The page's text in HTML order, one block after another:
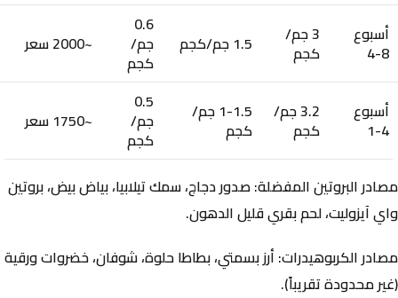
أسبوع
8-4
3 جم/
كجم 1.5 جم/كجم
0.6
جم/
كجم
~2000 سعر
أسبوع
4-1
3.2 جم/
كجم
1-1.5 جم/
كجم
0.5
جم/
كجم
~1750 سعر
مصادر البروتين المفضلة:صدور دجاج، سمك تيلابيا، بياض بيض، بروتين
واي آيزوليت، لحم بقري قليل الدهون.
مصادر الكربوهيدرات: أرز بسمتي، بطاطا حلوة، شوفان، خضروات ورقية
(غير محدودة تقريباً).